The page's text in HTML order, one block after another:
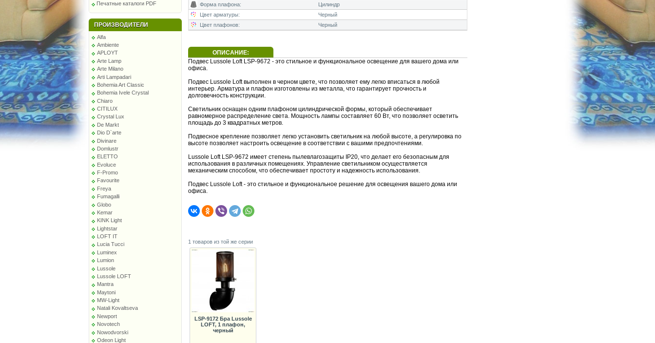
Печатные каталоги PDF
ПРОИЗВОДИТЕЛИ
Alfa
Ambiente
APLOYT
Arte Lamp
Arte Milano
Arti Lampadari
Bohemia Art Classic
Bohemia Ivele Crystal
Chiaro
CITILUX
Crystal Lux
De Markt
Dio D`arte
Divinare
Domlustr
ELETTO
Evoluce
F-Promo
Favourite
Freya
Fumagalli
Globo
Kemar
KINK Light
Lightstar
LOFT IT
Lucia Tucci
Luminex
Lumion
Lussole
Lussole LOFT
Mantra
Maytoni
MW-Light
Natali Kovaltseva
Newport
Novotech
Nowodvorski
Odeon Light
Форма плафона:
Цилиндр
Цвет арматуры:
Черный
Цвет плафонов:
Черный
ОПИСАНИЕ:
Подвес Lussole Loft LSP-9672 - это стильное и функциональное освещение для вашего дома или
офиса.
Подвес Lussole Loft выполнен в черном цвете, что позволяет ему легко вписаться в любой
интерьер. Арматура и плафон изготовлены из металла, что гарантирует прочность и
долговечность конструкции.
Светильник оснащен одним плафоном цилиндрической формы, который обеспечивает
равномерное распределение света. Мощность лампы составляет 60 Вт, что позволяет осветить
площадь до 3 квадратных метров.
Подвесное крепление позволяет легко установить светильник на любой высоте, а регулировка по
высоте позволяет настроить освещение в соответствии с вашими предпочтениями.
Lussole Loft LSP-9672 имеет степень пылевлагозащиты IP20, что делает его безопасным для
использования в различных помещениях. Управление светильником осуществляется
механическим способом, что обеспечивает простоту и надежность использования.
Подвес Lussole Loft - это стильное и функциональное решение для освещения вашего дома или
офиса.
1 товаров из той же серии
LSP-9172 Бра Lussole
LOFT, 1 плафон,
черный